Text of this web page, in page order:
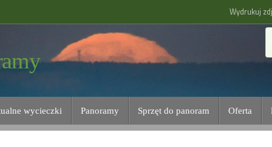
Wydrukuj
wycieczki Panoramy Sprzęt do panoram Oferta